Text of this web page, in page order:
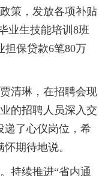
策，发放各项补贴
业生技能培训8班
担保贷款6笔80万
清琳，在招聘会现
的招聘人员深入交
递了心仪岗位，希
期待地说。
续推进“省内通